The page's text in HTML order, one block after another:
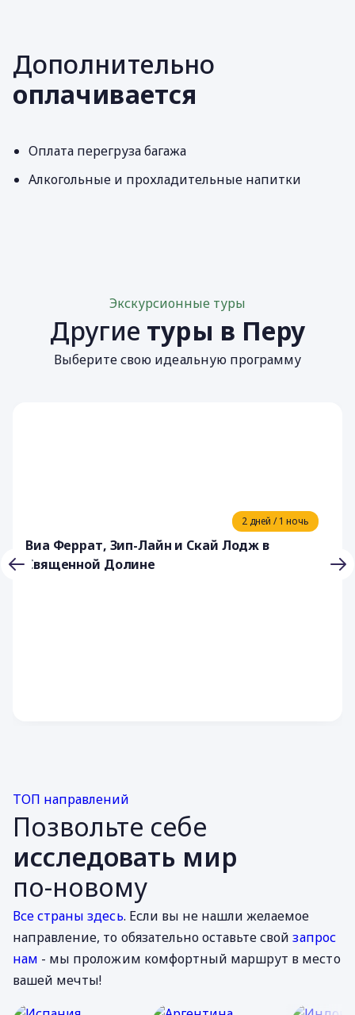
Дополнительно
оплачивается
Оплата перегруза багажа
Алкогольные и прохладительные напитки
Экскурсионные туры
Другие туры в Перу
Выберите свою идеальную программу
2 дней / 1 ночь
Виа Феррат, Зип-Лайн и Скай Лодж в
Священной Долине
ТОП направлений
Позвольте себе
исследовать мир
по-новому
Все страны здесь. Если вы не нашли желаемое
направление, то обязательно оставьте свойзапрос
нам - мы проложим комфортный маршрут в место
вашей мечты!